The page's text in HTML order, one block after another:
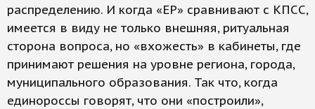
распределению. И когда «ЕР» сравнивают с КПСС,
имеется в виду не только внешняя, ритуальная
сторона вопроса, но «вхожесть» в кабинеты, где
принимают решения на уровне региона, города,
муниципального образования. Так что, когда
единороссы говорят, что они «построили»,